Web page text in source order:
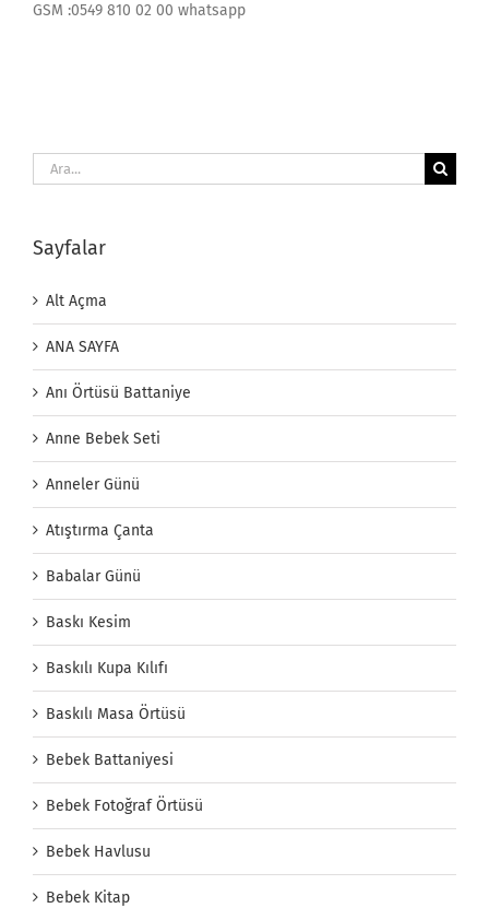
GSM :0549 810 02 00 whatsapp
Ara:
Sayfalar
Alt Açma
ANA SAYFA
Anı Örtüsü Battaniye
Anne Bebek Seti
Anneler Günü
Atıştırma Çanta
Babalar Günü
Baskı Kesim
Baskılı Kupa Kılıfı
Baskılı Masa Örtüsü
Bebek Battaniyesi
Bebek Fotoğraf Örtüsü
Bebek Havlusu
Bebek Kitap